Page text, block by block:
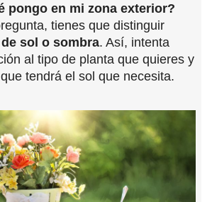
pongo en mi zona exterior?
tienes que distinguir
sol o sombra. Así, intenta
al tipo de planta que quieres y
tendrá el sol que necesita.